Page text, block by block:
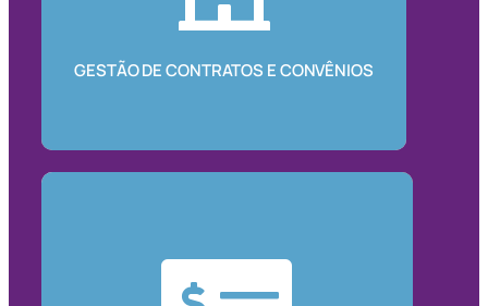
GESTÃO DE CONTRATOS E CONVÊNIOS